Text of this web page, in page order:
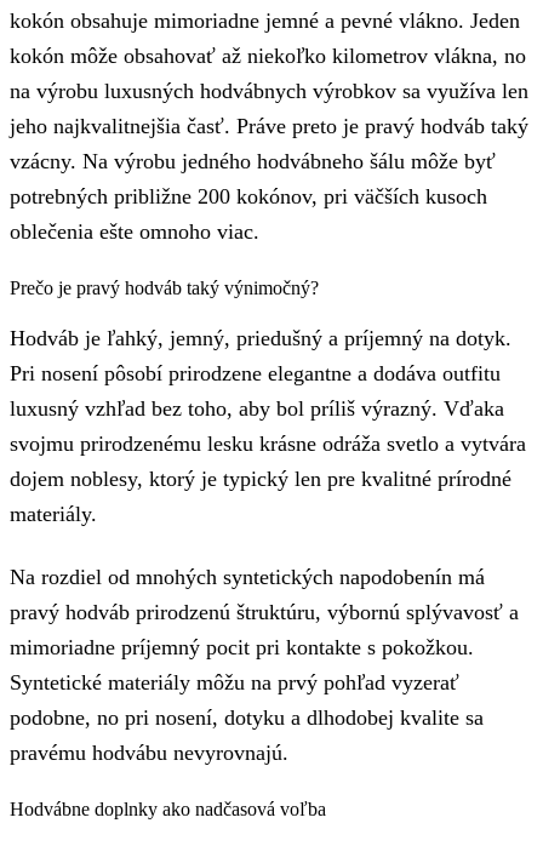
kokón obsahuje mimoriadne jemné a pevné vlákno. Jeden
kokón môže obsahovať až niekoľko kilometrov vlákna, no
na výrobu luxusných hodvábnych výrobkov sa využíva len
jeho najkvalitnejšia časť. Práve preto je pravý hodváb taký
vzácny. Na výrobu jedného hodvábneho šálu môže byť
potrebných približne 200 kokónov, pri väčších kusoch
oblečenia ešte omnoho viac.
Prečo je pravý hodváb taký výnimočný?
Hodváb je ľahký, jemný, priedušný a príjemný na dotyk.
Pri nosení pôsobí prirodzene elegantne a dodáva outfitu
luxusný vzhľad bez toho, aby bol príliš výrazný. Vďaka
svojmu prirodzenému lesku krásne odráža svetlo a vytvára
dojem noblesy, ktorý je typický len pre kvalitné prírodné
materiály.
Na rozdiel od mnohých syntetických napodobenín má
pravý hodváb prirodzenú štruktúru, výbornú splývavosť a
mimoriadne príjemný pocit pri kontakte s pokožkou.
Syntetické materiály môžu na prvý pohľad vyzerať
podobne, no pri nosení, dotyku a dlhodobej kvalite sa
pravému hodvábu nevyrovnajú.
Hodvábne doplnky ako nadčasová voľba